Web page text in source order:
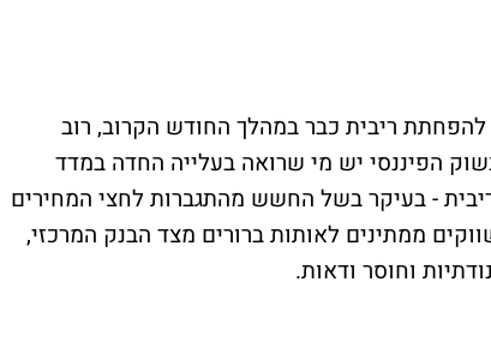
ריבית כבר במהלך החודש הקרוב, רוב
הפיננסי יש מי שרואה בעלייה החדה במדד
- בעיקר בשל החשש מהתגברות לחצי המחירים
ממתינים לאותות ברורים מצד הבנק המרכזי,
וחוסר ודאות.